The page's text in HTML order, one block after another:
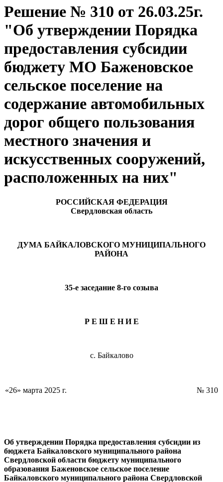
Решение № 310 от 26.03.25г.
"Об утверждении Порядка
предоставления субсидии
бюджету МО Баженовское
сельское поселение на
содержание автомобильных
дорог общего пользования
местного значения и
искусственных сооружений,
расположенных на них"
РОССИЙСКАЯ ФЕДЕРАЦИЯ
Свердловская область
ДУМА БАЙКАЛОВСКОГО МУНИЦИПАЛЬНОГО
РАЙОНА
35-е заседание 8-го созыва
Р Е Ш Е Н И Е
с. Байкалово
«26» марта 2025 г. № 310
Об утверждении Порядка предоставления субсидии из
бюджета Байкаловского муниципального района
Свердловской области бюджету муниципального
образования Баженовское сельское поселение
Байкаловского муниципального района Свердловской